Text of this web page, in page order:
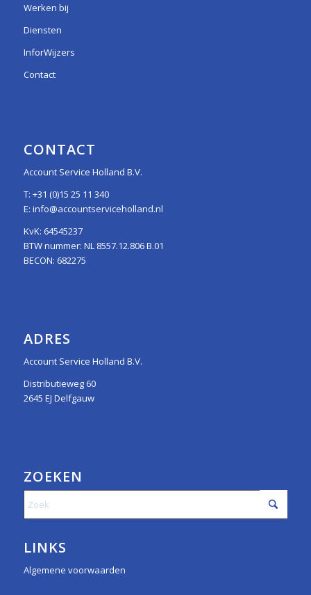
Werken bij
Diensten
InforWijzers
Contact
CONTACT
Account Service Holland B.V.
T: +31 (0)15 25 11 340
E: info@accountserviceholland.nl
KvK: 64545237
BTW nummer: NL 8557.12.806 B.01
BECON: 682275
ADRES
Account Service Holland B.V.
Distributieweg 60
2645 EJ Delfgauw
ZOEKEN
LINKS
Algemene voorwaarden